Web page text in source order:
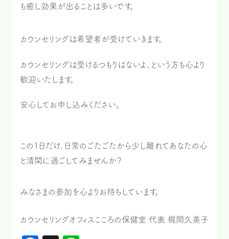
も癒し効果が出ることは多いです。
カウンセリングは希望者が受けていきます。
カウンセリングは受けるつもりはないよ、という方も心より
歓迎いたします。
安心してお申し込みください。
この1日だけ、日常のごたごたから少し離れてあなたの心
と清閑に過ごしてみませんか？
みなさまの参加を心よりお待ちしています。
カウンセリングオフィスこころの保健室 代表 梶間久美子